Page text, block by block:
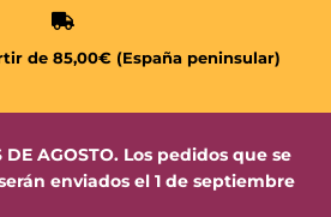
de 85,00€ (España peninsular)
DE AGOSTO. Los pedidos que se
enviados el 1 de septiembre